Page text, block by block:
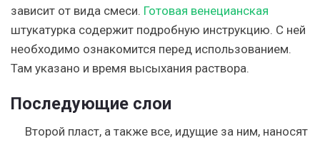
зависит от вида смеси. Готовая венецианская
штукатурка содержит подробную инструкцию. С ней
необходимо ознакомится перед использованием.
Там указано и время высыхания раствора.
Последующие слои
Второй пласт, а также все, идущие за ним, наносят